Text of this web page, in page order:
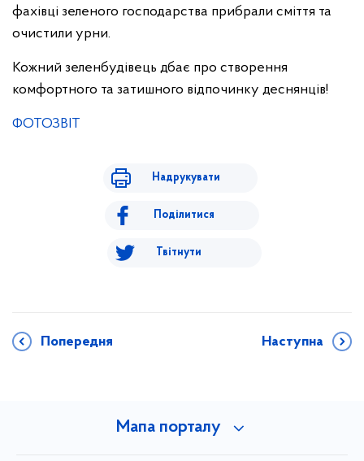
фахівці зеленого господарства прибрали сміття та
очистили урни.
Кожний зеленбудівець дбає про створення
комфортного та затишного відпочинку деснянців!
ФОТОЗВІТ
Надрукувати
Поділитися
Твітнути
Попередня Наступна
Мапа порталу